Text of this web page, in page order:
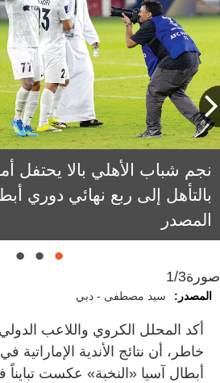
نجم شباب الأهلي بالا يحتفل
بالتأهل إلى ربع نهائي دوري
المصدر
سبيت خاطر: خسارة الوحدة لا
المشوار، بل تفرض على الفريق
جوانب فنية.
وودّع دوري أبطال آسيا. من
صورة1/3
المصدر: سيد مصطفى - دبي
أكد المحلل الكروي واللاعب
أبطال آسيا «النخبة» عكست تبايناً